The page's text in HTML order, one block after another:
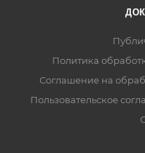
Политика
Соглашение на
Пользовательское